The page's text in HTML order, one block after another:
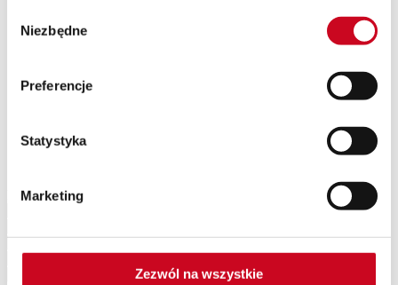
zgody
Niezbędne
Preferencje
Statystyka
Marketing
Zezwól na wszystkie
Partnerzy
Patroni Medialni Teatru